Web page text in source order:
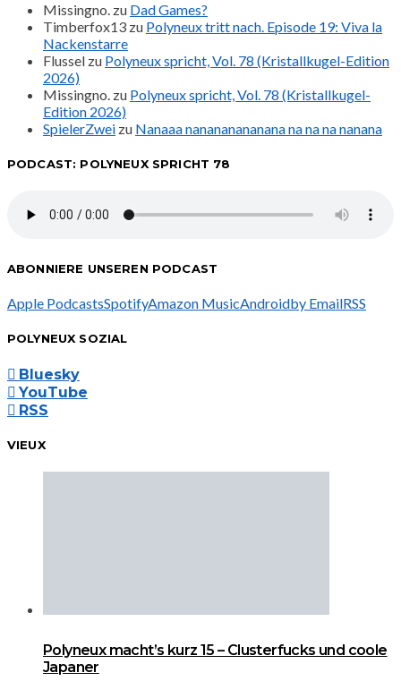
Missingno. zu Dad Games?
Timberfox13 zu Polyneux tritt nach. Episode 19: Viva la
Nackenstarre
Flussel zu Polyneux spricht, Vol. 78 (Kristallkugel-Edition
2026)
Missingno. zu Polyneux spricht, Vol. 78 (Kristallkugel-
Edition 2026)
SpielerZwei zu Nanaaa nanananananana na na na nanana
PODCAST: POLYNEUX SPRICHT 78
ABONNIERE UNSEREN PODCAST
Apple PodcastsSpotifyAmazon MusicAndroidby EmailRSS
POLYNEUX SOZIAL
Bluesky
YouTube
RSS
VIEUX
Polyneux macht’s kurz 15 – Clusterfucks und coole
Japaner